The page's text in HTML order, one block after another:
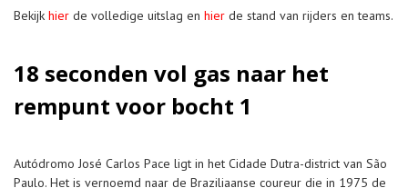
Bekijk hier de volledige uitslag en hier de stand van rijders en teams.
18 seconden vol gas naar het
rempunt voor bocht 1
Autódromo José Carlos Pace ligt in het Cidade Dutra-district van São
Paulo. Het is vernoemd naar de Braziliaanse coureur die in 1975 de